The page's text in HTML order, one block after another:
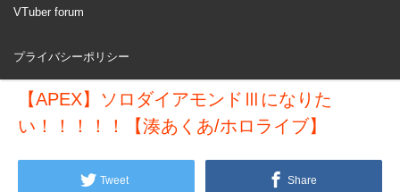
VTuber forum
プライバシーポリシー
【APEX】ソロダイアモンドⅢになりた
い！！！！！【湊あくあ/ホロライブ】
Tweet Share